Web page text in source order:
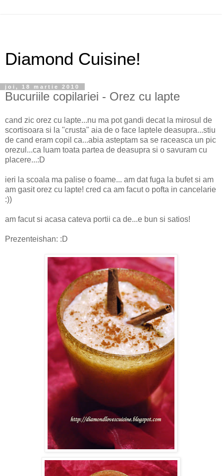
Diamond Cuisine!
joi, 18 martie 2010
Bucuriile copilariei - Orez cu lapte
cand zic orez cu lapte...nu ma pot gandi decat la mirosul de
scortisoara si la "crusta" aia de o face laptele deasupra...stiu
de cand eram copil ca...abia asteptam sa se raceasca un pic
orezul...ca luam toata partea de deasupra si o savuram cu
placere...:D
ieri la scoala ma palise o foame... am dat fuga la bufet si am
am gasit orez cu lapte! cred ca am facut o pofta in cancelarie
:))
am facut si acasa cateva portii ca de...e bun si satios!
Prezenteishan: :D